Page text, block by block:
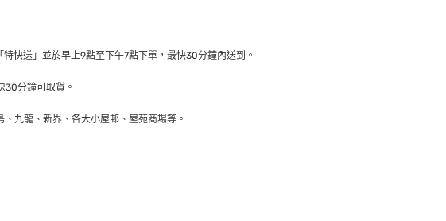
快送」並於早上9點至下午7點下單，最快30分鐘內送到​。
30分鐘可取貨。
九龍、新界、各大小屋邨、屋苑商場等。